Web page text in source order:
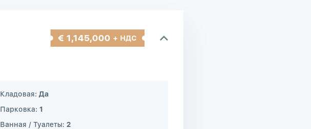
€ 1,145,000 + НДС
Кладовая: Да
Парковка: 1
Ванная / Туалеты: 2